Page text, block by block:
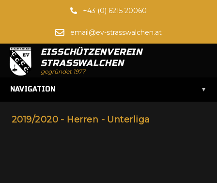
+43 (0) 6215 20060
email@ev-strasswalchen.at
EISSCHÜTZENVEREIN
STRASSWALCHEN
gegründet 1977
NAVIGATION ▾
2019/2020 - Herren - Unterliga